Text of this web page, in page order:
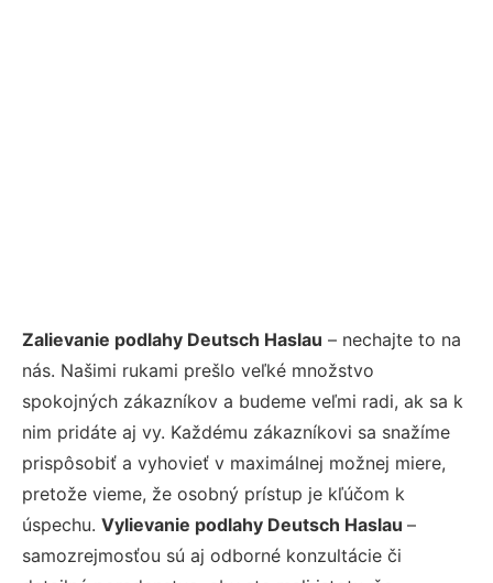
Zalievanie podlahy Deutsch Haslau – nechajte to na
nás. Našimi rukami prešlo veľké množstvo
spokojných zákazníkov a budeme veľmi radi, ak sa k
nim pridáte aj vy. Každému zákazníkovi sa snažíme
prispôsobiť a vyhovieť v maximálnej možnej miere,
pretože vieme, že osobný prístup je kľúčom k
úspechu. Vylievanie podlahy Deutsch Haslau –
samozrejmosťou sú aj odborné konzultácie či